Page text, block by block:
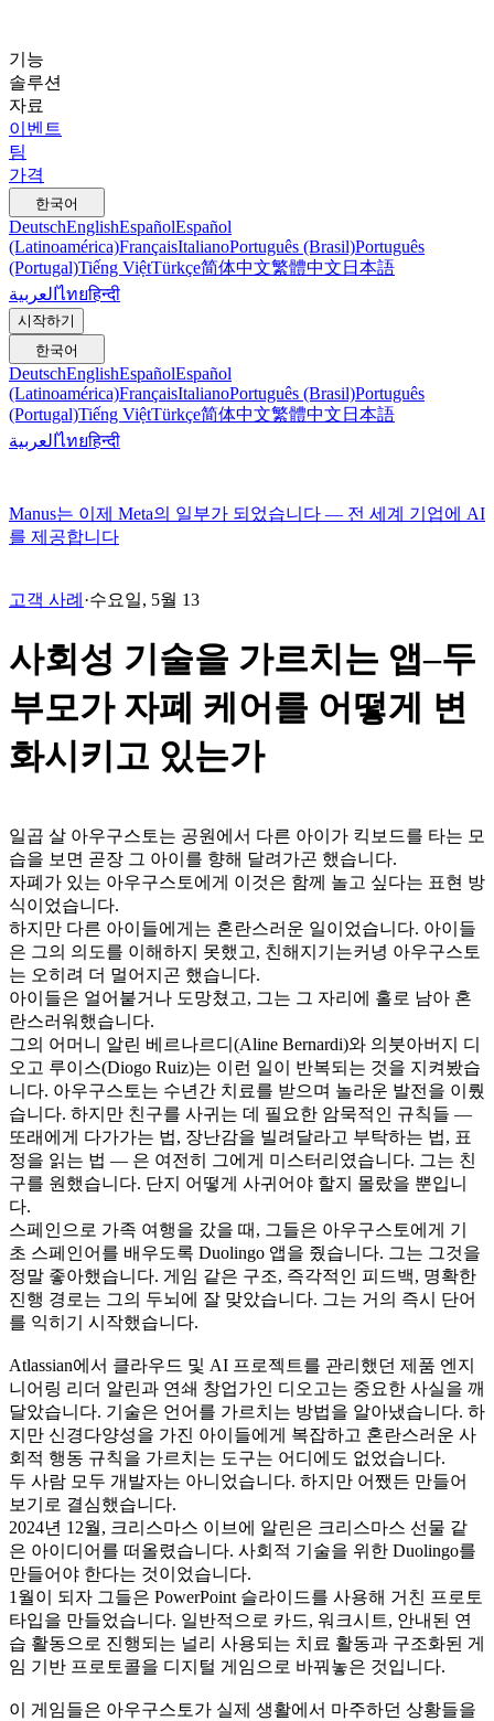
기능
솔루션
자료
이벤트
팀
가격
한국어
DeutschEnglishEspañolEspañol
(Latinoamérica)FrançaisItalianoPortuguês (Brasil)Português
(Portugal)Tiếng ViệtTürkçe简体中文繁體中文 日本語
العربيةไทยहिन्दी
시작하기
한국어
DeutschEnglishEspañolEspañol
(Latinoamérica)FrançaisItalianoPortuguês (Brasil)Português
(Portugal)Tiếng ViệtTürkçe简体中文繁體中文 日本語
العربيةไทยहिन्दी
Manus는 이제 Meta의 일부가 되었습니다 — 전 세계 기업에 AI
를 제공합니다
고객 사례 ·수요일, 5월 13
사회성 기술을 가르치는 앱–두
부모가 자폐 케어를 어떻게 변
화시키고 있는가
일곱 살 아우구스토는 공원에서 다른 아이가 킥보드를 타는 모
습을 보면 곧장 그 아이를 향해 달려가곤 했습니다.
자폐가 있는 아우구스토에게 이것은 함께 놀고 싶다는 표현 방
식이었습니다.
하지만 다른 아이들에게는 혼란스러운 일이었습니다. 아이들
은 그의 의도를 이해하지 못했고, 친해지기는커녕 아우구스토
는 오히려 더 멀어지곤 했습니다.
아이들은 얼어붙거나 도망쳤고, 그는 그 자리에 홀로 남아 혼
란스러워했습니다.
그의 어머니 알린 베르나르디(Aline Bernardi)와 의붓아버지 디
오고 루이스(Diogo Ruiz)는 이런 일이 반복되는 것을 지켜봤습
니다. 아우구스토는 수년간 치료를 받으며 놀라운 발전을 이뤘
습니다. 하지만 친구를 사귀는 데 필요한 암묵적인 규칙들 —
또래에게 다가가는 법, 장난감을 빌려달라고 부탁하는 법, 표
정을 읽는 법 — 은 여전히 그에게 미스터리였습니다. 그는 친
구를 원했습니다. 단지 어떻게 사귀어야 할지 몰랐을 뿐입니
다.
스페인으로 가족 여행을 갔을 때, 그들은 아우구스토에게 기
초 스페인어를 배우도록 Duolingo 앱을 줬습니다. 그는 그것을
정말 좋아했습니다. 게임 같은 구조, 즉각적인 피드백, 명확한
진행 경로는 그의 두뇌에 잘 맞았습니다. 그는 거의 즉시 단어
를 익히기 시작했습니다.
Atlassian에서 클라우드 및 AI 프로젝트를 관리했던 제품 엔지
니어링 리더 알린과 연쇄 창업가인 디오고는 중요한 사실을 깨
달았습니다. 기술은 언어를 가르치는 방법을 알아냈습니다. 하
지만 신경다양성을 가진 아이들에게 복잡하고 혼란스러운 사
회적 행동 규칙을 가르치는 도구는 어디에도 없었습니다.
두 사람 모두 개발자는 아니었습니다. 하지만 어쨌든 만들어
보기로 결심했습니다.
2024년 12월, 크리스마스 이브에 알린은 크리스마스 선물 같
은 아이디어를 떠올렸습니다. 사회적 기술을 위한 Duolingo를
만들어야 한다는 것이었습니다.
1월이 되자 그들은 PowerPoint 슬라이드를 사용해 거친 프로토
타입을 만들었습니다. 일반적으로 카드, 워크시트, 안내된 연
습 활동으로 진행되는 널리 사용되는 치료 활동과 구조화된 게
임 기반 프로토콜을 디지털 게임으로 바꿔놓은 것입니다.
이 게임들은 아우구스토가 실제 생활에서 마주하던 상황들을